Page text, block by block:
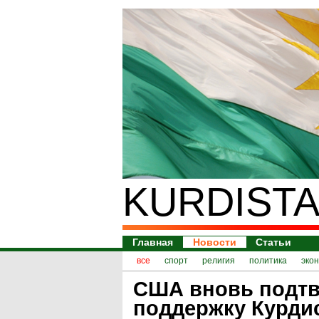
Главная Новости Статьи
все спорт религия политика
США вновь
поддержку